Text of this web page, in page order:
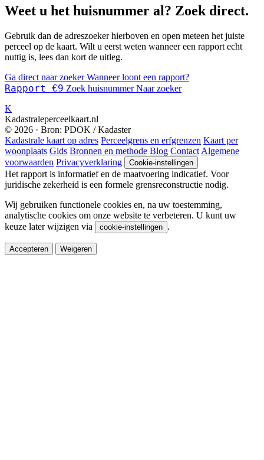
Weet u het huisnummer al? Zoek direct.
Gebruik dan de adreszoeker hierboven en open meteen het juiste
perceel op de kaart. Wilt u eerst weten wanneer een rapport echt
nuttig is, lees dan kort de uitleg.
Ga direct naar zoekerWanneer loont een rapport?
Rapport €9 Zoek huisnummer Naar zoeker
K
Kadastraleperceelkaart.nl
© 2026 · Bron: PDOK / Kadaster
Kadastrale kaart op adres Perceelgrens en erfgrenzen Kaart per
woonplaats Gids Bronnen en methode Blog Contact Algemene
voorwaarden Privacyverklaring Cookie-instellingen
Het rapport is informatief en de maatvoering indicatief. Voor
juridische zekerheid is een formele grensreconstructie nodig.
Wij gebruiken functionele cookies en, na uw toestemming,
analytische cookies om onze website te verbeteren. U kunt uw
keuze later wijzigen via
cookie-instellingen .
Accepteren Weigeren